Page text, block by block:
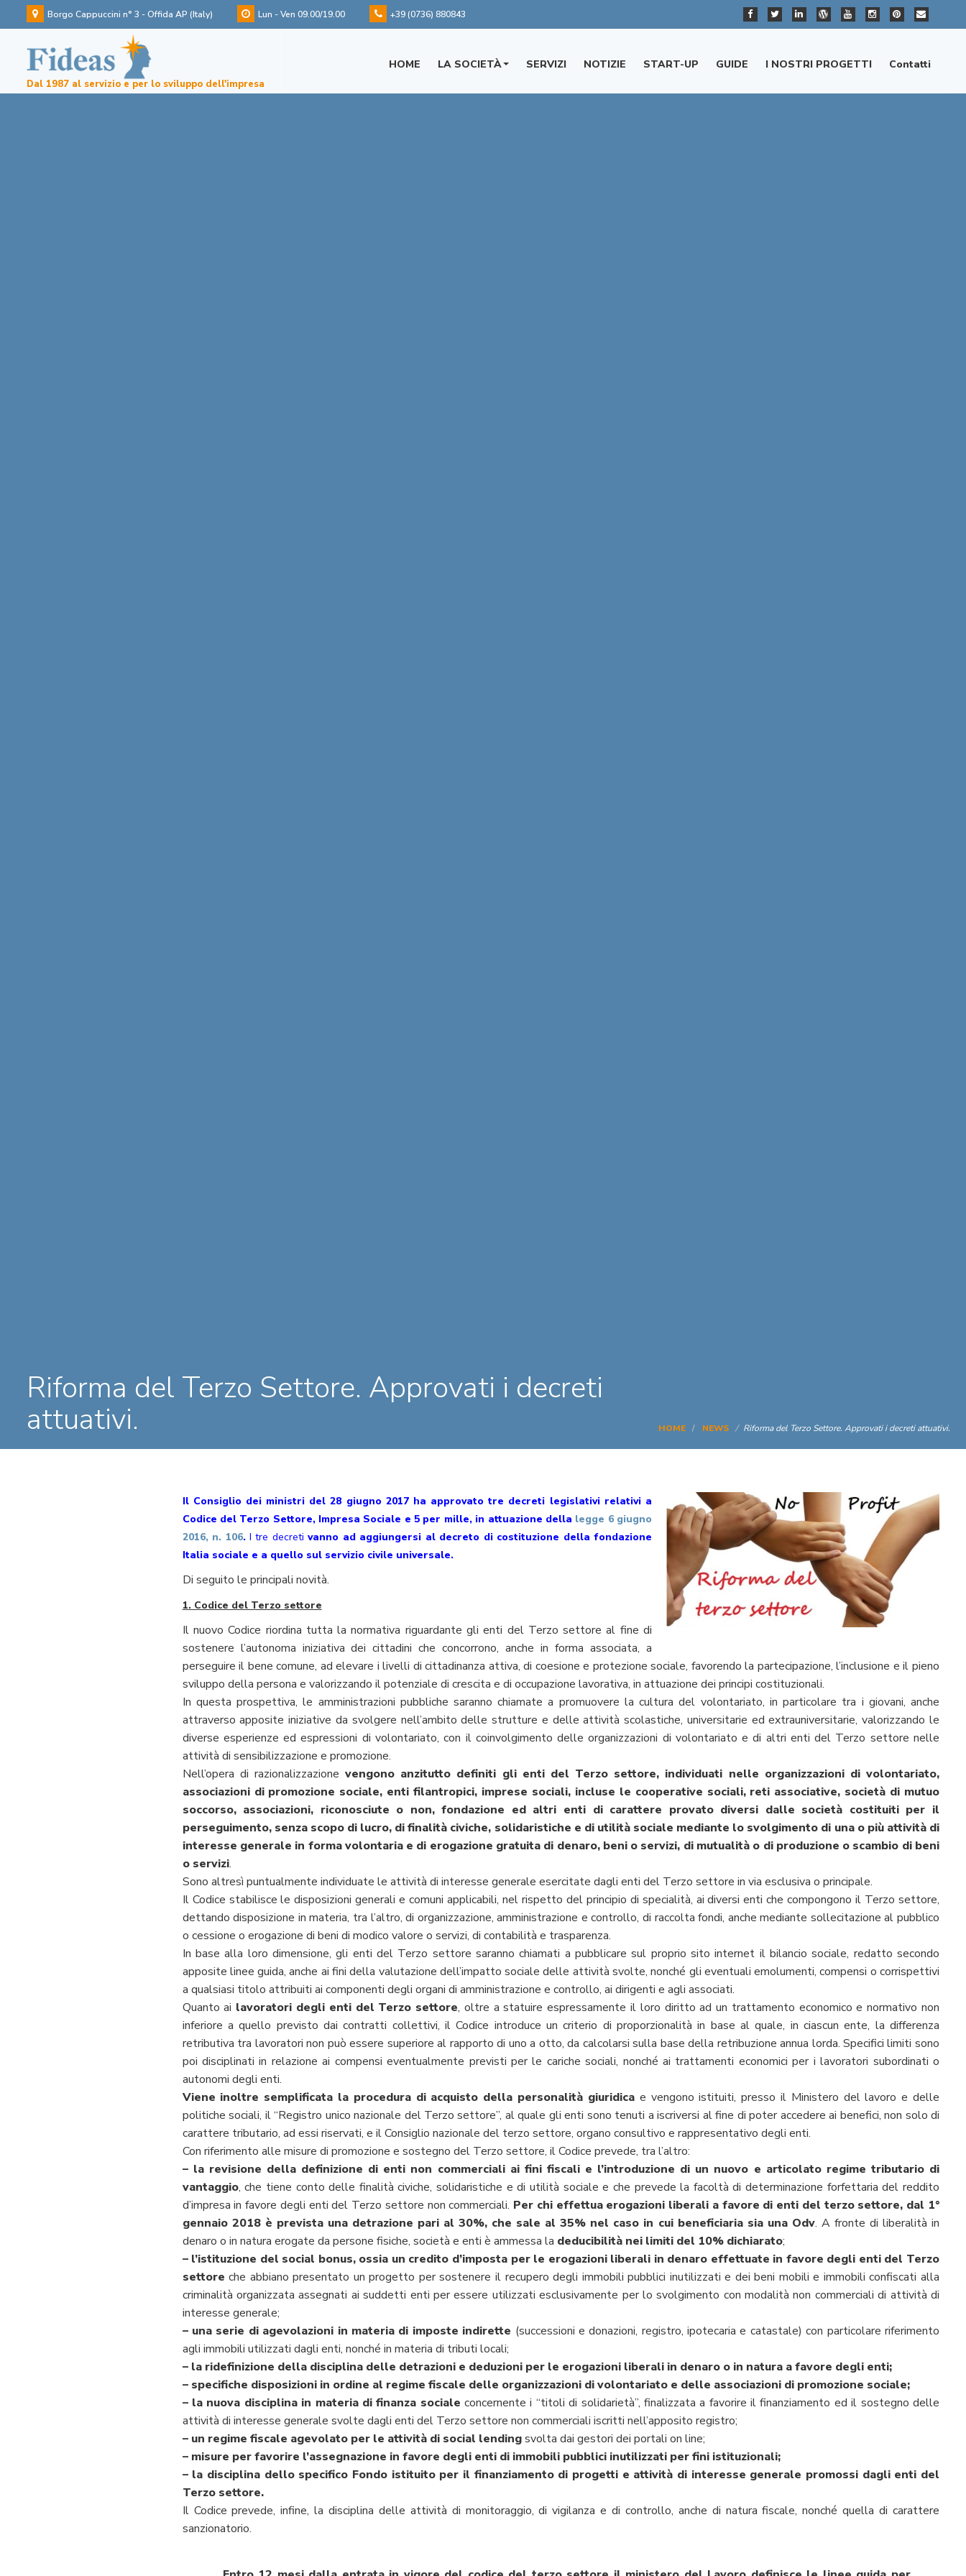
Borgo Cappuccini n° 3 - Offida AP (Italy) Lun - Ven 09.00/19.00 +39 (0736) 880843
Dal 1987 al servizio e per lo sviluppo dell'impresa
HOME LA SOCIETÀ SERVIZI NOTIZIE START-UP GUIDE I NOSTRI PROGETTI Contatti
Riforma del Terzo Settore. Approvati i decreti
attuativi.
HOME NEWS Riforma del Terzo Settore. Approvati i decreti attuativi.
Il Consiglio dei ministri del 28 giugno 2017 ha approvato tre decreti legislativi relativi a
Codice del Terzo Settore, Impresa Sociale e 5 per mille, in attuazione della legge 6 giugno
2016, n. 106.I tre decretivanno ad aggiungersi al decreto di costituzione della fondazione
Italia sociale e a quello sul servizio civile universale.
Di seguito le principali novità.
1. Codice del Terzo settore
Il nuovo Codice riordina tutta la normativa riguardante gli enti del Terzo settore al fine di
sostenere l’autonoma iniziativa dei cittadini che concorrono, anche in forma associata, a
perseguire il bene comune, ad elevare i livelli di cittadinanza attiva, di coesione e protezione sociale, favorendo la partecipazione, l’inclusione e il pieno
sviluppo della persona e valorizzando il potenziale di crescita e di occupazione lavorativa, in attuazione dei principi costituzionali.
In questa prospettiva, le amministrazioni pubbliche saranno chiamate a promuovere la cultura del volontariato, in particolare tra i giovani, anche
attraverso apposite iniziative da svolgere nell’ambito delle strutture e delle attività scolastiche, universitarie ed extrauniversitarie, valorizzando le
diverse esperienze ed espressioni di volontariato, con il coinvolgimento delle organizzazioni di volontariato e di altri enti del Terzo settore nelle
attività di sensibilizzazione e promozione.
Nell’opera di razionalizzazionevengono anzitutto definiti gli enti del Terzo settore, individuati nelle organizzazioni di volontariato,
associazioni di promozione sociale, enti filantropici, imprese sociali, incluse le cooperative sociali, reti associative, società di mutuo
soccorso, associazioni, riconosciute o non, fondazione ed altri enti di carattere provato diversi dalle società costituiti per il
perseguimento, senza scopo di lucro, di finalità civiche, solidaristiche e di utilità sociale mediante lo svolgimento di una o più attività di
interesse generale in forma volontaria e di erogazione gratuita di denaro, beni o servizi, di mutualità o di produzione o scambio di beni
o servizi.
Sono altresì puntualmente individuate le attività di interesse generale esercitate dagli enti del Terzo settore in via esclusiva o principale.
Il Codice stabilisce le disposizioni generali e comuni applicabili, nel rispetto del principio di specialità, ai diversi enti che compongono il Terzo settore,
dettando disposizione in materia, tra l’altro, di organizzazione, amministrazione e controllo, di raccolta fondi, anche mediante sollecitazione al pubblico
o cessione o erogazione di beni di modico valore o servizi, di contabilità e trasparenza.
In base alla loro dimensione, gli enti del Terzo settore saranno chiamati a pubblicare sul proprio sito internet il bilancio sociale, redatto secondo
apposite linee guida, anche ai fini della valutazione dell’impatto sociale delle attività svolte, nonché gli eventuali emolumenti, compensi o corrispettivi
a qualsiasi titolo attribuiti ai componenti degli organi di amministrazione e controllo, ai dirigenti e agli associati.
Quanto ai lavoratori degli enti del Terzo settore, oltre a statuire espressamente il loro diritto ad un trattamento economico e normativo non
inferiore a quello previsto dai contratti collettivi, il Codice introduce un criterio di proporzionalità in base al quale, in ciascun ente, la differenza
retributiva tra lavoratori non può essere superiore al rapporto di uno a otto, da calcolarsi sulla base della retribuzione annua lorda. Specifici limiti sono
poi disciplinati in relazione ai compensi eventualmente previsti per le cariche sociali, nonché ai trattamenti economici per i lavoratori subordinati o
autonomi degli enti.
Viene inoltre semplificata la procedura di acquisto della personalità giuridicae vengono istituiti, presso il Ministero del lavoro e delle
politiche sociali, il “Registro unico nazionale del Terzo settore”, al quale gli enti sono tenuti a iscriversi al fine di poter accedere ai benefici, non solo di
carattere tributario, ad essi riservati, e il Consiglio nazionale del terzo settore, organo consultivo e rappresentativo degli enti.
Con riferimento alle misure di promozione e sostegno del Terzo settore, il Codice prevede, tra l’altro:
– la revisione della definizione di enti non commerciali ai fini fiscali e l’introduzione di un nuovo e articolato regime tributario di
vantaggio, che tiene conto delle finalità civiche, solidaristiche e di utilità sociale e che prevede la facoltà di determinazione forfettaria del reddito
d’impresa in favore degli enti del Terzo settore non commerciali. Per chi effettua erogazioni liberali a favore di enti del terzo settore, dal 1°
gennaio 2018 è prevista una detrazione pari al 30%, che sale al 35% nel caso in cui beneficiaria sia una Odv. A fronte di liberalità in
denaro o in natura erogate da persone fisiche, società e enti è ammessa la deducibilità nei limiti del 10% dichiarato;
– l’istituzione del social bonus, ossia un credito d’imposta per le erogazioni liberali in denaro effettuate in favore degli enti del Terzo
settore che abbiano presentato un progetto per sostenere il recupero degli immobili pubblici inutilizzati e dei beni mobili e immobili confiscati alla
criminalità organizzata assegnati ai suddetti enti per essere utilizzati esclusivamente per lo svolgimento con modalità non commerciali di attività di
interesse generale;
– una serie di agevolazioni in materia di imposte indirette (successioni e donazioni, registro, ipotecaria e catastale) con particolare riferimento
agli immobili utilizzati dagli enti, nonché in materia di tributi locali;
– la ridefinizione della disciplina delle detrazioni e deduzioni per le erogazioni liberali in denaro o in natura a favore degli enti;
– specifiche disposizioni in ordine al regime fiscale delle organizzazioni di volontariato e delle associazioni di promozione sociale;
– la nuova disciplina in materia di finanza sociale concernente i “titoli di solidarietà”, finalizzata a favorire il finanziamento ed il sostegno delle
attività di interesse generale svolte dagli enti del Terzo settore non commerciali iscritti nell’apposito registro;
– un regime fiscale agevolato per le attività di social lendingsvolta dai gestori dei portali on line;
– misure per favorire l’assegnazione in favore degli enti di immobili pubblici inutilizzati per fini istituzionali;
– la disciplina dello specifico Fondo istituito per il finanziamento di progetti e attività di interesse generale promossi dagli enti del
Terzo settore.
Il Codice prevede, infine, la disciplina delle attività di monitoraggio, di vigilanza e di controllo, anche di natura fiscale, nonché quella di carattere
sanzionatorio.